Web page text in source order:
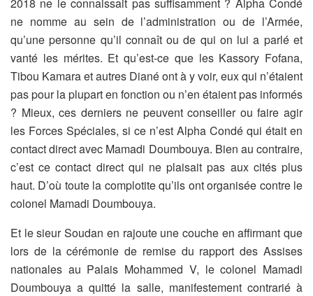
ne nomme au sein de l’administration ou de l’Armée,
qu’une personne qu’il connaît ou de qui on lui a parlé et
vanté les mérites. Et qu’est-ce que les Kassory Fofana,
Tibou Kamara et autres Diané ont à y voir, eux qui n’étaient
pas pour la plupart en fonction ou n’en étaient pas informés
? Mieux, ces derniers ne peuvent conseiller ou faire agir
les Forces Spéciales, si ce n’est Alpha Condé qui était en
contact direct avec Mamadi Doumbouya. Bien au contraire,
c’est ce contact direct qui ne plaisait pas aux cités plus
haut. D’où toute la complotite qu’ils ont organisée contre le
colonel Mamadi Doumbouya.
Et le sieur Soudan en rajoute une couche en affirmant que
lors de la cérémonie de remise du rapport des Assises
nationales au Palais Mohammed V, le colonel Mamadi
Doumbouya a quitté la salle, manifestement contrarié à